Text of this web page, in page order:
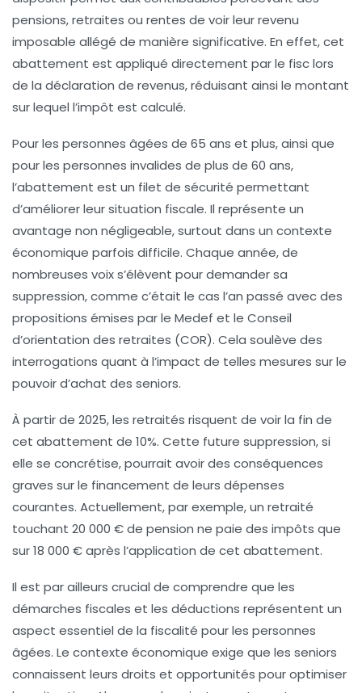
pensions, retraites ou rentes de voir leur revenu
imposable allégé de manière significative. En effet, cet
abattement est appliqué directement par le fisc lors
de la déclaration de revenus, réduisant ainsi le montant
sur lequel l’impôt est calculé.
Pour les personnes âgées de 65 ans et plus, ainsi que
pour les personnes invalides de plus de 60 ans,
l’abattement est un filet de sécurité permettant
d’améliorer leur situation fiscale. Il représente un
avantage non négligeable, surtout dans un contexte
économique parfois difficile. Chaque année, de
nombreuses voix s’élèvent pour demander sa
suppression, comme c’était le cas l’an passé avec des
propositions émises par le Medef et le Conseil
d’orientation des retraites (COR). Cela soulève des
interrogations quant à l’impact de telles mesures sur le
pouvoir d’achat des seniors.
À partir de 2025, les retraités risquent de voir la fin de
cet abattement de 10%. Cette future suppression, si
elle se concrétise, pourrait avoir des conséquences
graves sur le financement de leurs dépenses
courantes. Actuellement, par exemple, un retraité
touchant 20 000 €de pension ne paie des impôts que
sur18 000 €après l’application de cet abattement.
Il est par ailleurs crucial de comprendre que les
démarches fiscales et les déductions représentent un
aspect essentiel de la fiscalité pour les personnes
âgées. Le contexte économique exige que les seniors
connaissent leurs droits et opportunités pour optimiser